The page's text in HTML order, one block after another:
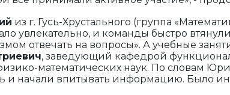
из г. Гусь-Хрустального (группа
увлекательно, и команды быстро
отвечать на вопросы». А учебные
, заведующий кафедрой
математических наук. По словам
и начали впитывать информацию. Было